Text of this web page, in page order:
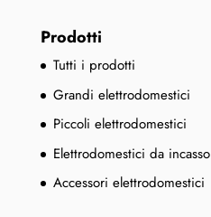
Prodotti
Tutti i prodotti
Grandi elettrodomestici
Piccoli elettrodomestici
Elettrodomestici da incasso
Accessori elettrodomestici